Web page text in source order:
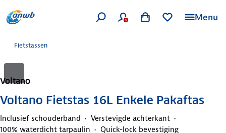
Menu
Fietstassen
Voltano
Voltano Fietstas 16L Enkele Pakaftas
Inclusief schouderband
Verstevigde achterkant
100% waterdicht tarpaulin
Quick-lock bevestiging